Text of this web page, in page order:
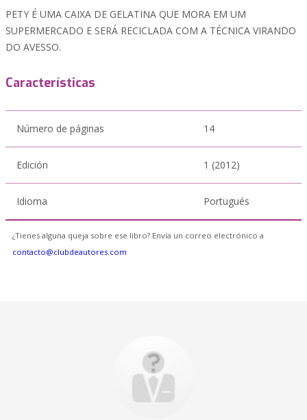
PETY É UMA CAIXA DE GELATINA QUE MORA EM UM
SUPERMERCADO E SERÁ RECICLADA COM A TÉCNICA VIRANDO
DO AVESSO.
Características
Número de páginas 14
Edición 1 (2012)
Idioma Portugués
¿Tienes alguna queja sobre ese libro? Envía un correo electrónico a
contacto@clubdeautores.com